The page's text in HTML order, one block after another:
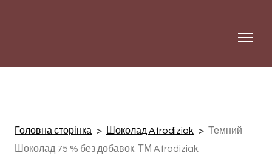
Головна сторінка Шоколад Afrodiziak
Темний
Шоколад 75 % без добавок. ТМ Afrodiziak